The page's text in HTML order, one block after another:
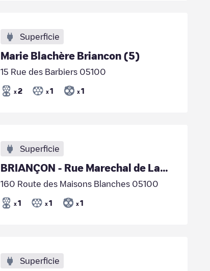
Superficie
Marie Blachère Briancon (5)
15 Rue des Barbiers 05100
x 2 x 1 x 1
Superficie
BRIANÇON - Rue Marechal de Lattre de Tassigny
160 Route des Maisons Blanches 05100
x 1 x 1 x 1
Superficie